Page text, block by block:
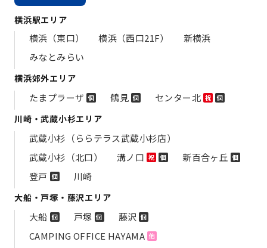
横浜駅エリア
横浜（東口） 横浜（西口21F）
新横浜
みなとみらい
横浜郊外エリア
たまプラーザ 個 鶴見 個 センター北 祝 個
川崎・武蔵小杉エリア
武蔵小杉（ららテラス武蔵小杉店）
武蔵小杉（北口）
溝ノ口 祝 個 新百合ヶ丘 個
登戸 個 川崎
大船・戸塚・藤沢エリア
大船 個 戸塚 個 藤沢 個
CAMPING OFFICE HAYAMA 他